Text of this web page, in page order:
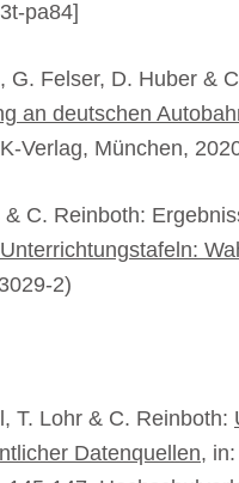
pa84]
G. Felser, D. Huber &
an deutschen
Verlag, München,
C. Reinboth:
2)
T. Lohr & C. Reinboth:
Datenquellen,